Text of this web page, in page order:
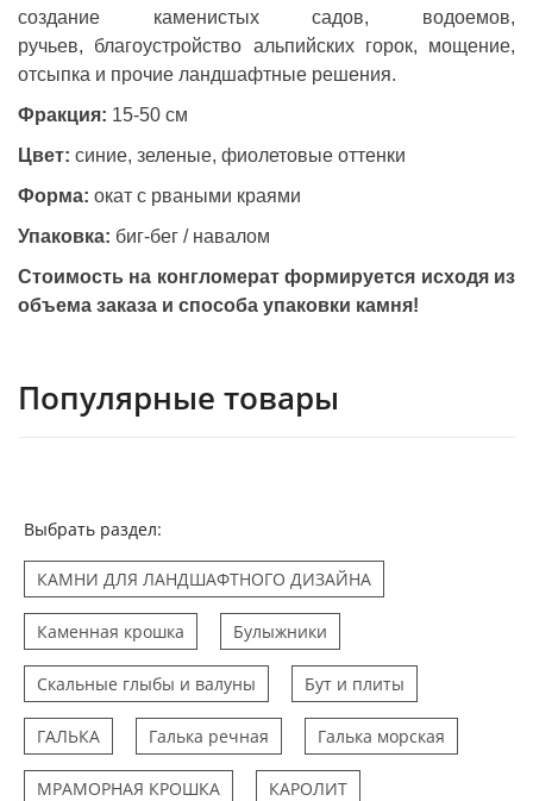
создание каменистых садов, водоемов,
ручьев, благоустройство альпийских горок, мощение,
отсыпка и прочие ландшафтные решения.
Фракция: 15-50 см
Цвет: синие, зеленые, фиолетовые оттенки
Форма: окат с рваными краями
Упаковка: биг-бег / навалом
Стоимость на конгломерат формируется исходя из
объема заказа и способа упаковки камня!
Популярные товары
Выбрать раздел:
КАМНИ ДЛЯ ЛАНДШАФТНОГО ДИЗАЙНА
Каменная крошка Булыжники
Скальные глыбы и валуны Бут и плиты
ГАЛЬКА Галька речная Галька морская
МРАМОРНАЯ КРОШКА КАРОЛИТ